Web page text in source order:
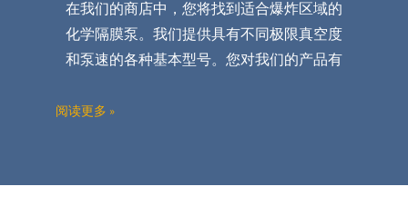
在我们的商店中，您将找到适合爆炸区域的
化学隔膜泵。我们提供具有不同极限真空度
和泵速的各种基本型号。 您对我们的产品有
咨询。我们将很乐意为您提供建议。
阅读更多 »